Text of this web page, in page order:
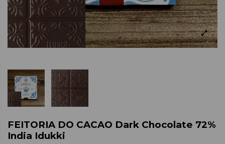
FEITORIA DO CACAO Dark Chocolate 72%
India Idukki